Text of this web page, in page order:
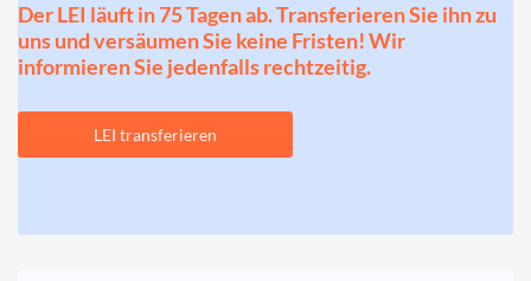
Der LEI läuft in 75 Tagen ab. Transferieren Sie ihn zu
uns und versäumen Sie keine Fristen! Wir
informieren Sie jedenfalls rechtzeitig.
LEI transferieren